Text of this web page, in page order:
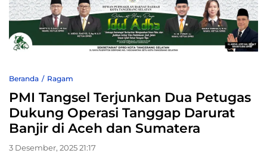
Beranda Ragam
PMI Tangsel Terjunkan Dua Petugas
Dukung Operasi Tanggap Darurat
Banjir di Aceh dan Sumatera
3 Desember, 2025 21:17